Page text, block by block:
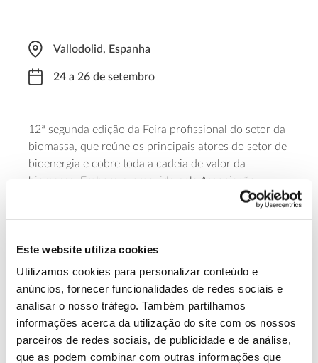
Este website utiliza cookies
Utilizamos cookies para personalizar conteúdo e
anúncios, fornecer funcionalidades de redes sociais e
analisar o nosso tráfego. Também partilhamos
informações acerca da utilização do site com os nossos
parceiros de redes sociais, de publicidade e de análise,
que as podem combinar com outras informações que
Vallodolid, Espanha
24 a 26 de setembro
12ª segunda edição da Feira profissional do setor da
biomassa, que reúne os principais atores do setor de
bioenergia e cobre toda a cadeia de valor da
biomassa. Embora promovida pela Associação
Espanhola de Valorização Energética da Biomassa, a
Saiba mais sobre a Expobiomassa
13.07.2026
Genoma do priolo e de outras espécies em risco: